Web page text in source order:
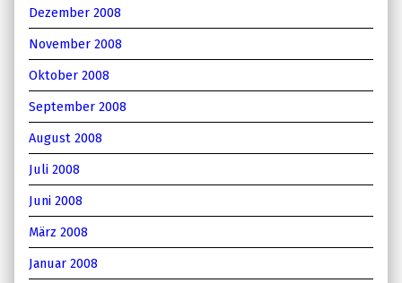
Dezember 2008
November 2008
Oktober 2008
September 2008
August 2008
Juli 2008
Juni 2008
März 2008
Januar 2008